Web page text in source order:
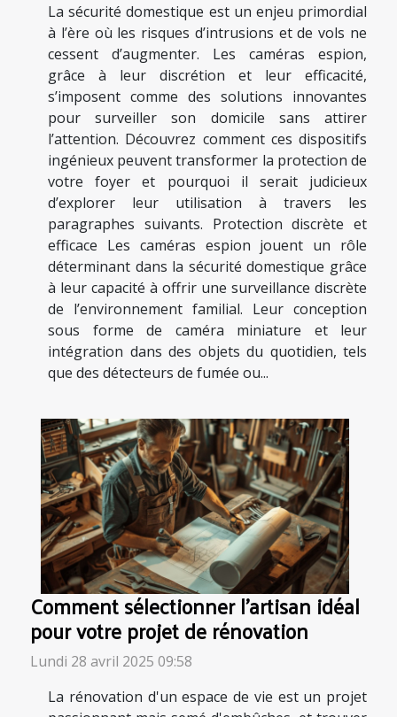
La sécurité domestique est un enjeu primordial
à l’ère où les risques d’intrusions et de vols ne
cessent d’augmenter. Les caméras espion,
grâce à leur discrétion et leur efficacité,
s’imposent comme des solutions innovantes
pour surveiller son domicile sans attirer
l’attention. Découvrez comment ces dispositifs
ingénieux peuvent transformer la protection de
votre foyer et pourquoi il serait judicieux
d’explorer leur utilisation à travers les
paragraphes suivants. Protection discrète et
efficace Les caméras espion jouent un rôle
déterminant dans la sécurité domestique grâce
à leur capacité à offrir une surveillance discrète
de l’environnement familial. Leur conception
sous forme de caméra miniature et leur
intégration dans des objets du quotidien, tels
que des détecteurs de fumée ou...
Comment sélectionner l'artisan idéal
pour votre projet de rénovation
Lundi 28 avril 2025 09:58
La rénovation d'un espace de vie est un projet